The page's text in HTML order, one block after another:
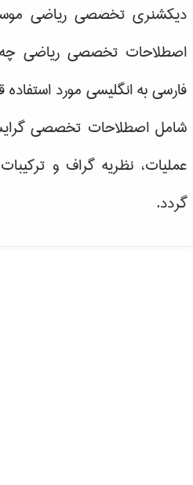
دیکشنری تخصصی ریاضی
اصطلاحات تخصصی ریاضی چه
فارسی به انگلیسی مورد
شامل اصطلاحات تخصصی
عملیات، نظریه گراف و
گردد.